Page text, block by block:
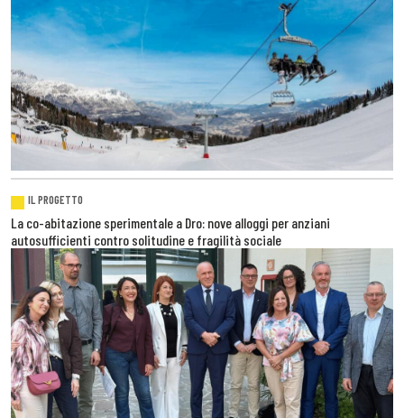
IL PROGETTO
La co-abitazione sperimentale a Dro: nove alloggi per anziani
autosufficienti contro solitudine e fragilità sociale